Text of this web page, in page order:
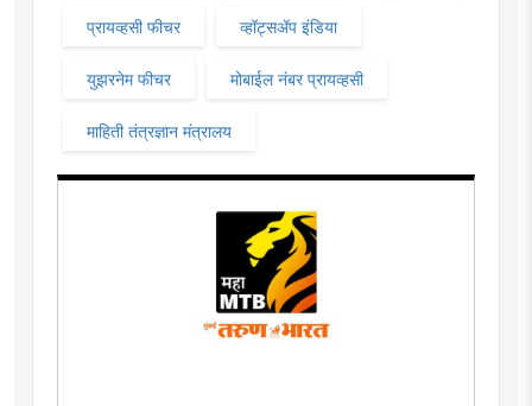
प्रायव्हसी फीचर व्हॉट्सॲप इंडिया
युझरनेम फीचर मोबाईल नंबर प्रायव्हसी
माहिती तंत्रज्ञान मंत्रालय